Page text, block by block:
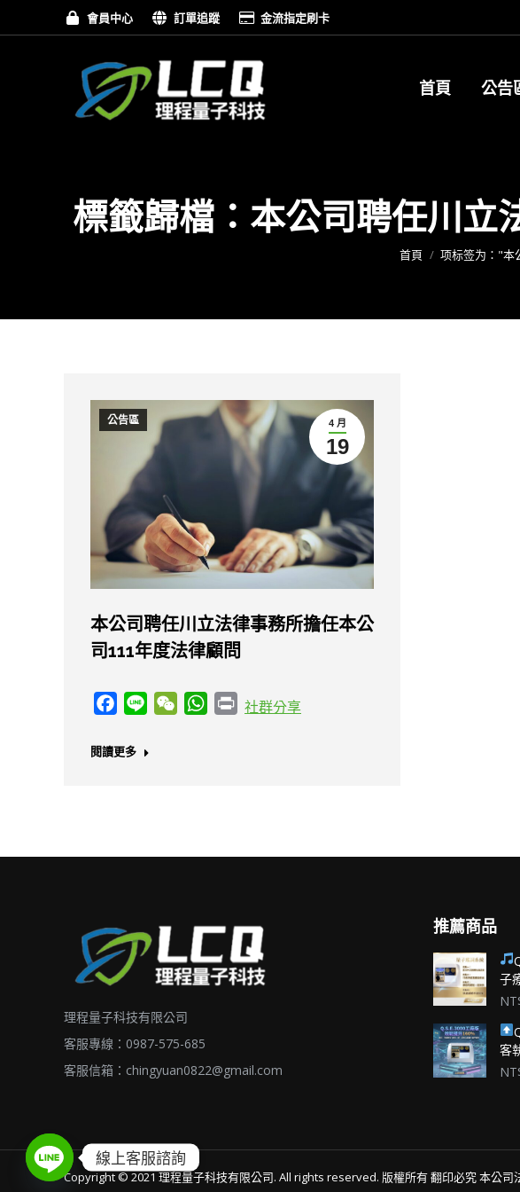
會員中心 訂單追蹤 金流指定刷卡
首頁 公告
標籤歸檔： 本公司聘任川立
您在這裡：
首頁 项标签为："本
4 月
19
公告區
本公司聘任川立法律事務所擔任本公
司111年度法律顧問
Facebook
Line WeChatWhatsApp
Print
社群分享
閱讀更多
理程量子科技有限公司
客服專線：0987-575-685
客服信箱： chingyuan0822@gmail.com
推薦商品
子
客
Copyright © 2021 理程量子科技有限公司. All rights reserved. 版權所有 翻印必究 本公司
線上客服諮詢